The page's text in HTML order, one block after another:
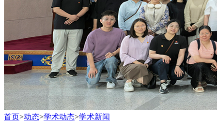
首页>动态>学术动态>学术新闻